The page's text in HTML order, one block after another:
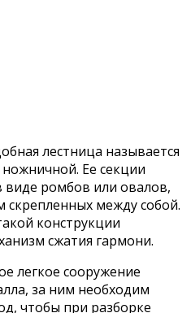
лестница называется
Ее секции
виде ромбов или овалов,
скрепленных между собой.
конструкции
сжатия гармони.
легкое сооружение
за ним необходим
чтобы при разборке